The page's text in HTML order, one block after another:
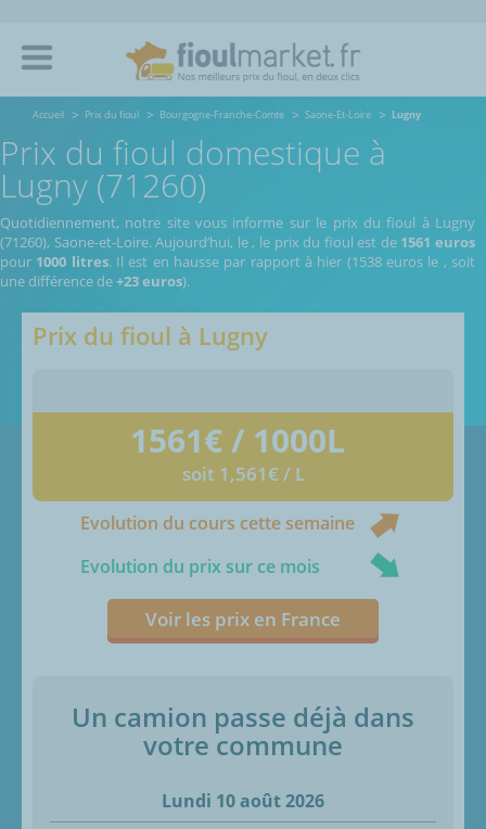
Accueil Prix du fioul Bourgogne-Franche-Comte Saone-Et-Loire Lugny
Prix du fioul domestique à
Lugny (71260)
Quotidiennement, notre site vous informe sur le prix du fioul à Lugny
(71260), Saone-et-Loire.Aujourd’hui, le , le prix du fioul est de 1561 euros
pour 1000 litres. Il est en hausse par rapport à hier (1538 euros le , soit
une différence de+23 euros).
Prix du fioul à Lugny
1561€ / 1000L
soit 1,561€ / L
Evolution du cours cette semaine
Evolution du prix sur ce mois
Voir les prix en France
Un camion passe déjà dans
votre commune
Lundi 10 août 2026